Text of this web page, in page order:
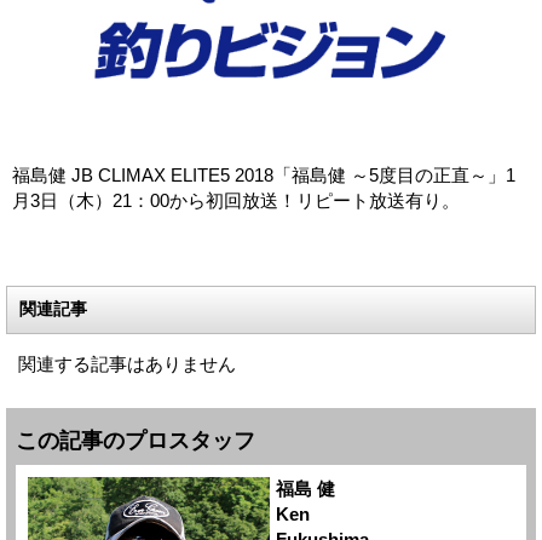
福島健 JB CLIMAX ELITE5 2018「福島健 ～5度目の正直～」1
月3日（木）21：00から初回放送！リピート放送有り。
関連記事
関連する記事はありません
この記事のプロスタッフ
福島 健
Ken